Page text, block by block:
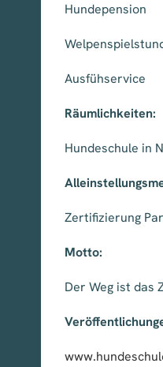
Hundepension
Ausfühservice
Räumlichkeiten:
Hundeschule in
Zertifizierung
Motto:
Der Weg ist das